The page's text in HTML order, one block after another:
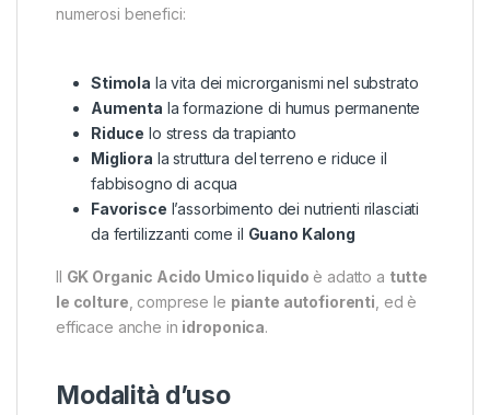
numerosi benefici:
Stimola la vita dei microrganismi nel substrato
Aumenta la formazione di humus permanente
Riduce lo stress da trapianto
Migliora la struttura del terreno e riduce il
fabbisogno di acqua
Favorisce l’assorbimento dei nutrienti rilasciati
da fertilizzanti come il Guano Kalong
Il GK Organic Acido Umico liquido è adatto a tutte
le colture , comprese le piante autofiorenti , ed è
efficace anche in idroponica.
Modalità d’uso